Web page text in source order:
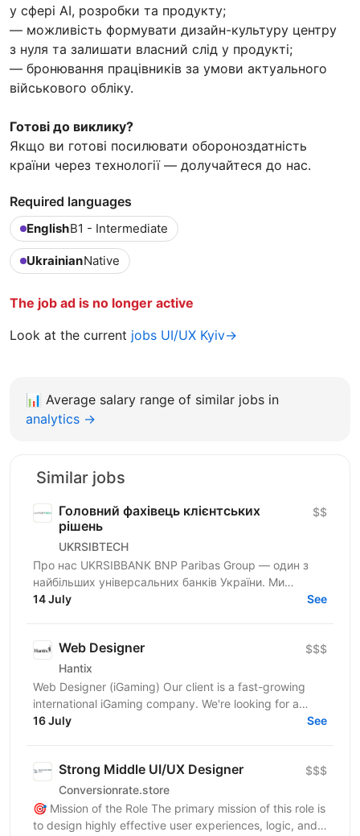
у сфері AI, розробки та продукту;
— можливість формувати дизайн-культуру центру
з нуля та залишати власний слід у продукті;
— бронювання працівників за умови актуального
військового обліку.
Готові до виклику?
Якщо ви готові посилювати обороноздатність
країни через технології — долучайтеся до нас.
Required languages
EnglishB1 - Intermediate
UkrainianNative
The job ad is no longer active
Look at the current jobs UI/UX Kyiv→
📊 Average salary range of similar jobs in
analytics →
Similar jobs
Головний фахівець клієнтських
рішень
UKRSIBTECH
$$
Про нас UKRSIBBANK BNP Paribas Group — один з
найбільших універсальних банків України. Ми
об’єднуємо досвід та креативність у своїй команді,
14 July See
Web Designer
Hantix
$$$
Web Designer (iGaming) Our client is a fast-growing
international iGaming company. We're looking for a
designer to strengthen our product team and shape...
16 July See
Strong Middle UI/UX Designer
Conversionrate.store
$$$
🎯 Mission of the Role The primary mission of this role is
to design highly effective user experiences, logic, and